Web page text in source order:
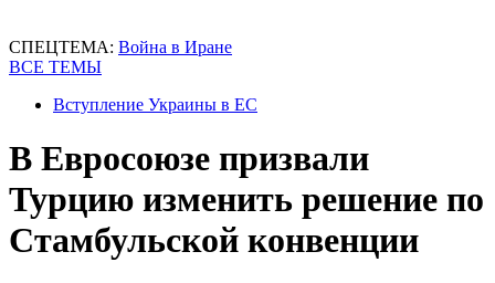
СПЕЦТЕМА: Война в Иране
ВСЕ ТЕМЫ
Вступление Украины в ЕС
В Евросоюзе призвали
Турцию изменить решение по
Стамбульской конвенции